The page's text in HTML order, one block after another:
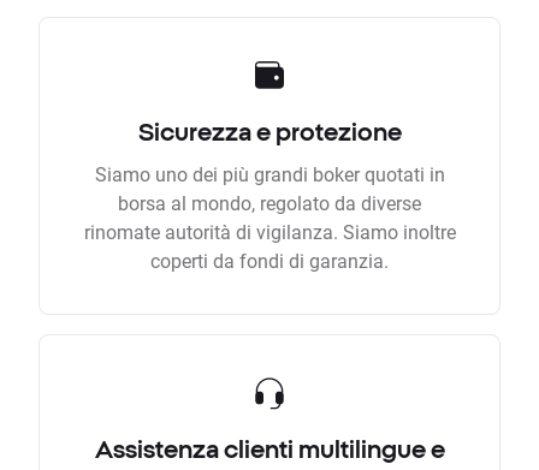
Sicurezza e protezione
Siamo uno dei più grandi boker quotati in
borsa al mondo, regolato da diverse
rinomate autorità di vigilanza. Siamo inoltre
coperti da fondi di garanzia.
Assistenza clienti multilingue e